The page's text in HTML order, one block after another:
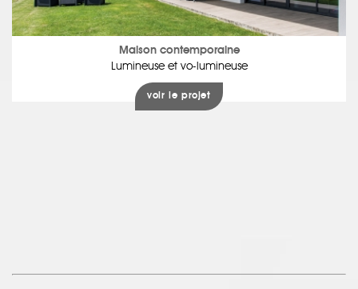
Maison contemporaine
Lumineuse et vo-lumineuse
voir le projet